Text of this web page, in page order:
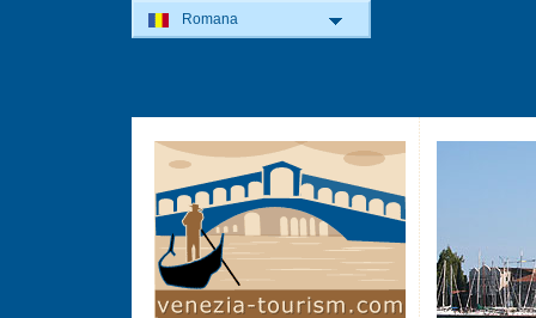
Romana